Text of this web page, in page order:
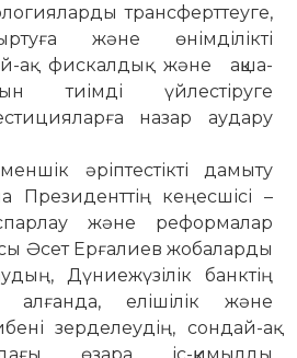
трансферттеуге,
және өнімділікті
ақ фискалдық және ақша-
тиімді үйлестіруге
назар аудару
әріптестікті дамыту
Президенттің кеңесшісі –
және реформалар
Әсет Ерғалиев жобаларды
Дүниежүзілік банктің
алғанда, елішілік және
зерделеудің, сондай-ақ